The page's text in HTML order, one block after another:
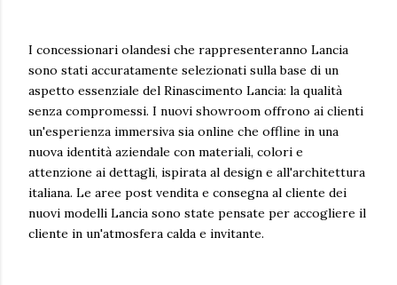
I concessionari olandesi che rappresenteranno Lancia
sono stati accuratamente selezionati sulla base di un
aspetto essenziale del Rinascimento Lancia: la qualità
senza compromessi. I nuovi showroom offrono ai clienti
un'esperienza immersiva sia online che offline in una
nuova identità aziendale con materiali, colori e
attenzione ai dettagli, ispirata al design e all'architettura
italiana. Le aree post vendita e consegna al cliente dei
nuovi modelli Lancia sono state pensate per accogliere il
cliente in un'atmosfera calda e invitante.